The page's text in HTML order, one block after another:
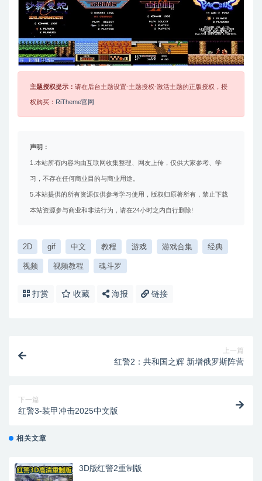
主题授权提示： 请在后台主题设置-主题授权-激活主题的正版授权，授
权购买： RiTheme官网
声明：
1.本站所有内容均由互联网收集整理、网友上传，仅供大家参考、学
习，不存在任何商业目的与商业用途。
5.本站提供的所有资源仅供参考学习使用，版权归原著所有，禁止下载
本站资源参与商业和非法行为，请在24小时之内自行删除!
2D gif 中文 教程 游戏 游戏合集 经典
视频 视频教程 魂斗罗
打赏 收藏 海报 链接
上一篇
红警2：共和国之辉 新增俄罗斯阵营
下一篇
红警3-装甲冲击2025中文版
相关文章
3D版红警2重制版